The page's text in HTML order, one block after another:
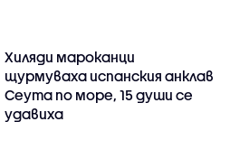
Хиляди мароканци
щурмуваха испанския анклав
Сеута по море, 15 души се
удавиха